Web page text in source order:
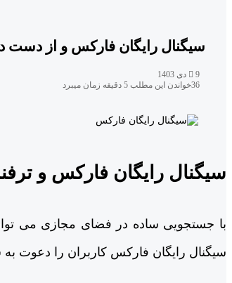
سیگنال رایگان فارکس و از دست
9 دی 1403
36خواندن این مطلب 5 دقیقه زمان میبرد
سیگنال رایگان فارکس و
با جستجویی ساده در فضای مجازی می
سیگنال رایگان فارکس کاربران را دعوت